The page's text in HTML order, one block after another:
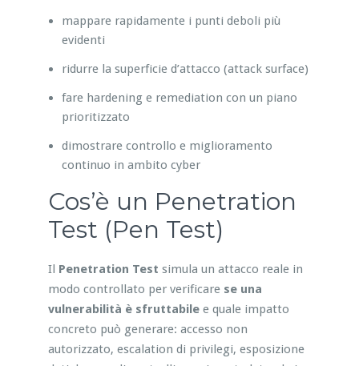
mappare rapidamente i punti deboli più
evidenti
ridurre la superficie d’attacco (attack surface)
fare hardening e remediation con un piano
prioritizzato
dimostrare controllo e miglioramento
continuo in ambito cyber
Cos’è un Penetration
Test (Pen Test)
Il Penetration Test simula un attacco reale in
modo controllato per verificare se una
vulnerabilità è sfruttabilee quale impatto
concreto può generare: accesso non
autorizzato, escalation di privilegi, esposizione